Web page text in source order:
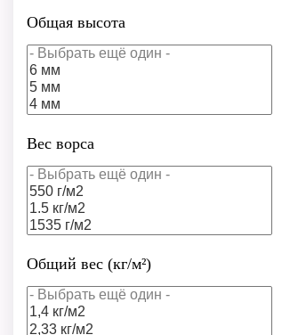
Общая высота
Вес ворса
Общий вес (кг/м²)